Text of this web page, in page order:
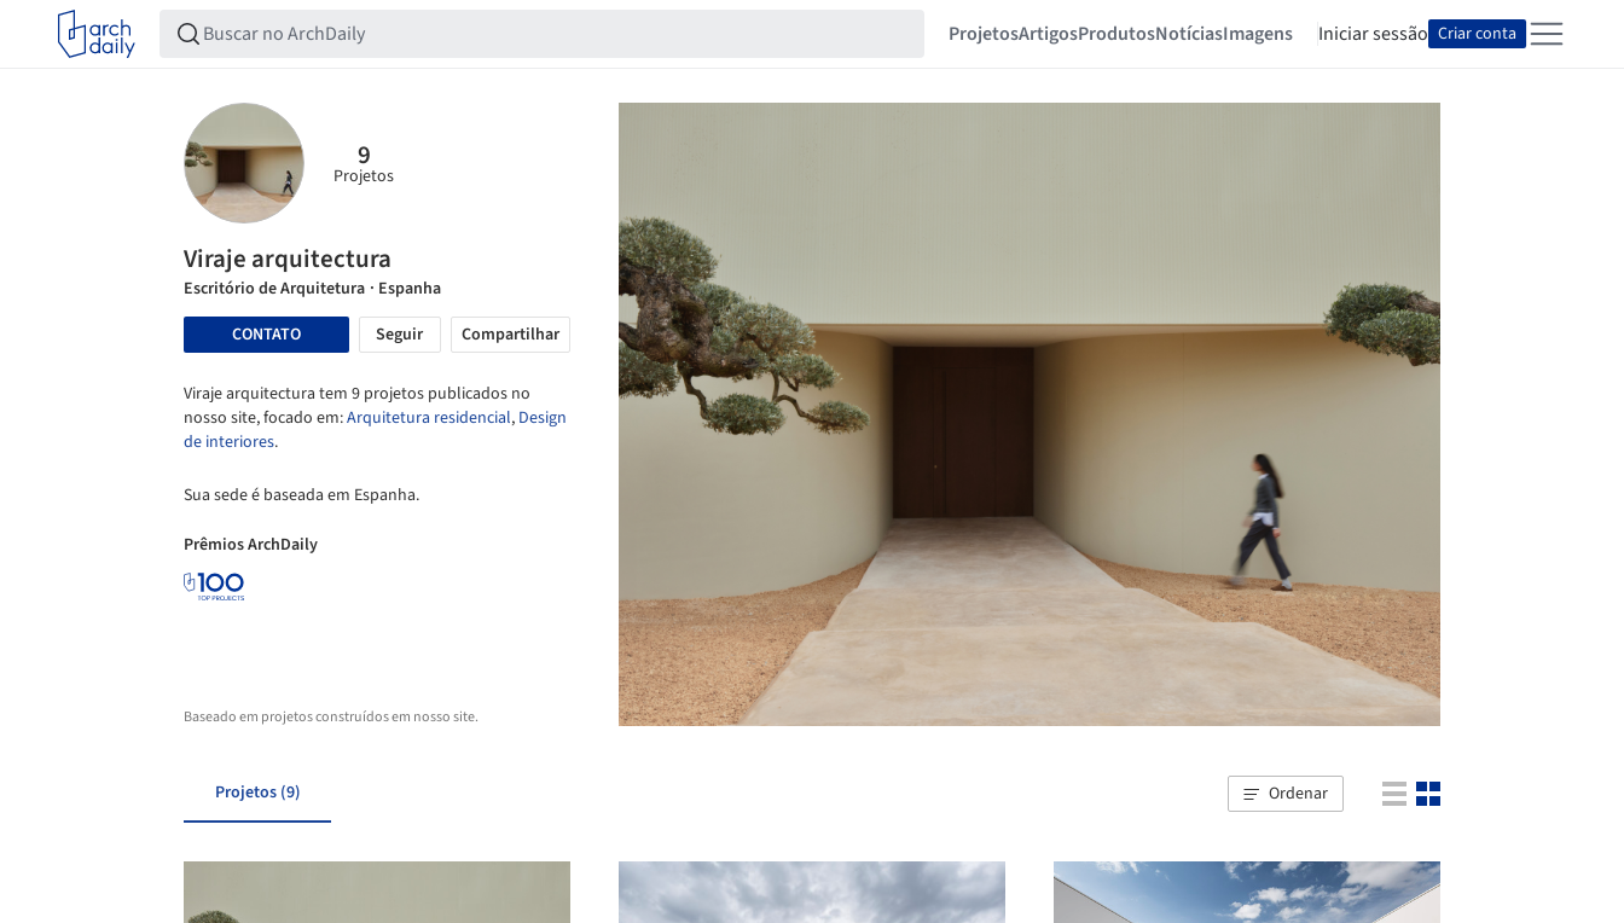
ProjetosArtigosProdutosNotíciasImagens Iniciar sessão Criar conta
9
Projetos
Viraje arquitectura
Escritório de Arquitetura · Espanha
CONTATO
Seguir Compartilhar
Viraje arquitectura tem 9 projetos publicados no
nosso site, focado em:Arquitetura residencial, Design
de interiores.
Sua sede é baseada em Espanha.
Prêmios ArchDaily
Baseado em projetos construídos em nosso site.
Projetos (9) Ordenar